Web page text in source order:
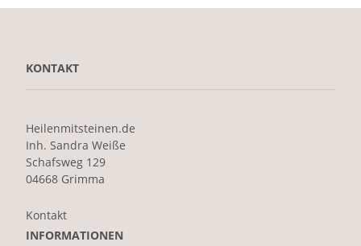
KONTAKT
Heilenmitsteinen.de
Inh. Sandra Weiße
Schafsweg 129
04668 Grimma
Kontakt
INFORMATIONEN